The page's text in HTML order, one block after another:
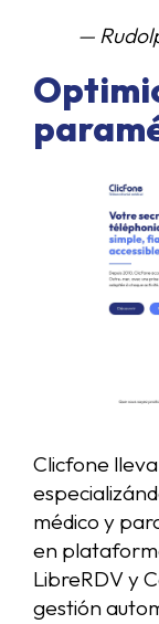
—
Clicfone
médico y
en
LibreRDV y
gestión